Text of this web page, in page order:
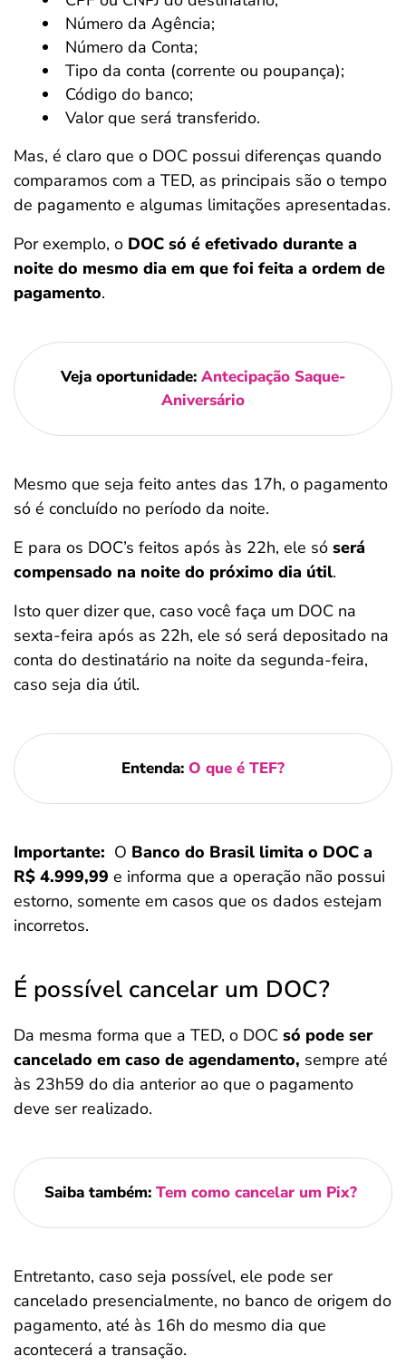
Número da Agência;
Número da Conta;
Tipo da conta (corrente ou poupança);
Código do banco;
Valor que será transferido.
Mas, é claro que o DOC possui diferenças quando
comparamos com a TED, as principais são o tempo
de pagamento e algumas limitações apresentadas.
Por exemplo, o DOC só é efetivado durante a
noite do mesmo dia em que foi feita a ordem de
pagamento.
Veja oportunidade: Antecipação Saque-
Aniversário
Mesmo que seja feito antes das 17h, o pagamento
só é concluído no período da noite.
E para os DOC’s feitos após às 22h, ele só será
compensado na noite do próximo dia útil.
Isto quer dizer que, caso você faça um DOC na
sexta-feira após as 22h, ele só será depositado na
conta do destinatário na noite da segunda-feira,
caso seja dia útil.
Entenda: O que é TEF?
Importante: O Banco do Brasil limita o DOC a
R$ 4.999,99 e informa que a operação não possui
estorno, somente em casos que os dados estejam
incorretos.
É possível cancelar um DOC?
Da mesma forma que a TED, o DOC só pode ser
cancelado em caso de agendamento, sempre até
às 23h59 do dia anterior ao que o pagamento
deve ser realizado.
Saiba também: Tem como cancelar um Pix?
Entretanto, caso seja possível, ele pode ser
cancelado presencialmente, no banco de origem do
pagamento, até às 16h do mesmo dia que
acontecerá a transação.